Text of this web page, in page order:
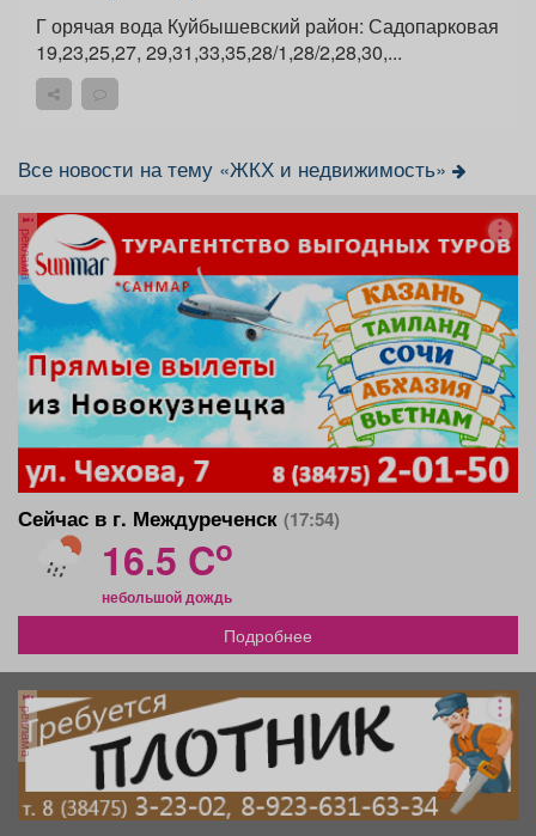
Г орячая вода Куйбышевский район: Садопарковая
19,23,25,27, 29,31,33,35,28/1,28/2,28,30,...
Все новости на тему «ЖКХ и недвижимость»
реклама
Сейчас в г. Междуреченск (17:54)
16.5 Co
небольшой дождь
Подробнее
реклама